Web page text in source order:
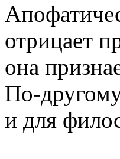
отрицает
она
По-
и для